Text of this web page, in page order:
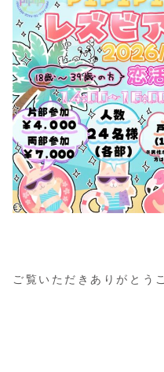
ご覧いただきありがとう